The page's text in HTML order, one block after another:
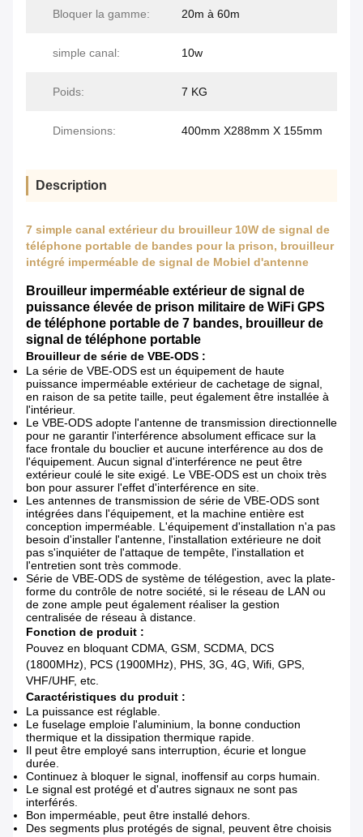
Bloquer la gamme: 20m à 60m
simple canal: 10w
Poids: 7 KG
Dimensions: 400mm X288mm X 155mm
Description
7 simple canal extérieur du brouilleur 10W de signal de
téléphone portable de bandes pour la prison, brouilleur
intégré imperméable de signal de Mobiel d'antenne
Brouilleur imperméable extérieur de signal de
puissance élevée de prison militaire de WiFi GPS
de téléphone portable de 7 bandes, brouilleur de
signal de téléphone portable
Brouilleur de série de VBE-ODS :
La série de VBE-ODS est un équipement de haute
puissance imperméable extérieur de cachetage de signal,
en raison de sa petite taille, peut également être installée à
l'intérieur.
Le VBE-ODS adopte l'antenne de transmission directionnelle
pour ne garantir l'interférence absolument efficace sur la
face frontale du bouclier et aucune interférence au dos de
l'équipement. Aucun signal d'interférence ne peut être
extérieur coulé le site exigé. Le VBE-ODS est un choix très
bon pour assurer l'effet d'interférence en site.
Les antennes de transmission de série de VBE-ODS sont
intégrées dans l'équipement, et la machine entière est
conception imperméable. L'équipement d'installation n'a pas
besoin d'installer l'antenne, l'installation extérieure ne doit
pas s'inquiéter de l'attaque de tempête, l'installation et
l'entretien sont très commode.
Série de VBE-ODS de système de télégestion, avec la plate-
forme du contrôle de notre société, si le réseau de LAN ou
de zone ample peut également réaliser la gestion
centralisée de réseau à distance.
Fonction de produit :
Pouvez en bloquant CDMA, GSM, SCDMA, DCS
(1800MHz), PCS (1900MHz), PHS, 3G, 4G, Wifi, GPS,
VHF/UHF, etc.
Caractéristiques du produit :
La puissance est réglable.
Le fuselage emploie l'aluminium, la bonne conduction
thermique et la dissipation thermique rapide.
Il peut être employé sans interruption, écurie et longue
durée.
Continuez à bloquer le signal, inoffensif au corps humain.
Le signal est protégé et d'autres signaux ne sont pas
interférés.
Bon imperméable, peut être installé dehors.
Des segments plus protégés de signal, peuvent être choisis